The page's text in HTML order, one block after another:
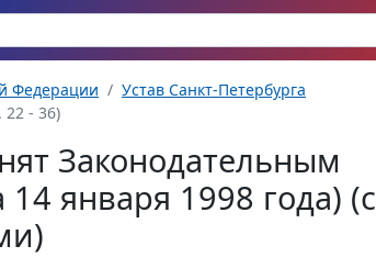
Федерации
Устав Санкт-Петербурга
22 - 36)
Законодательным
января 1998 года) (с